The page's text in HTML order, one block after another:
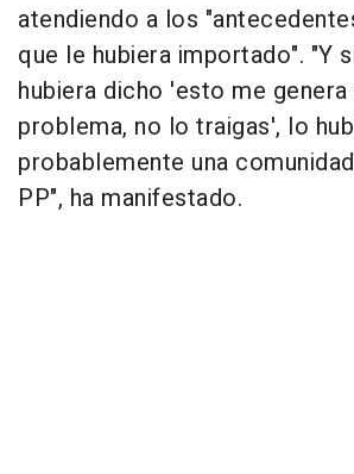
atendiendo a los
que le hubiera importado". "Y
hubiera dicho 'esto me genera
problema, no lo traigas', lo
probablemente una
PP", ha manifestado.